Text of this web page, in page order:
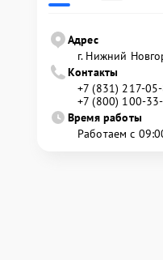
Адрес
г. Нижний
Контакты
+7 (831) 217-
+7 (800) 100-
Время работы
Работаем с